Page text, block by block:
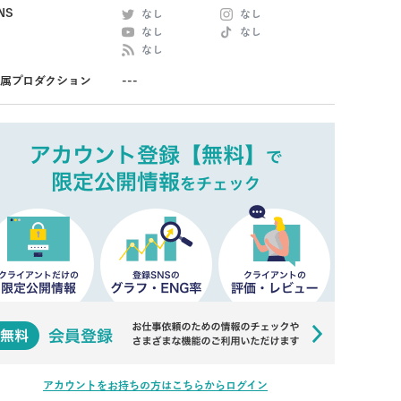
なし
なし
なし
なし
なし
プロダクション ---
アカウントをお持ちの方はこちらからログイン